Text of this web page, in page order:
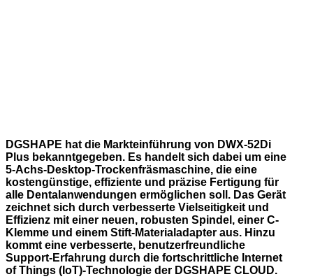
DGSHAPE hat die Markteinführung von DWX-52Di
Plus bekanntgegeben. Es handelt sich dabei um eine
5-Achs-Desktop-Trockenfräsmaschine, die eine
kostengünstige, effiziente und präzise Fertigung für
alle Dentalanwendungen ermöglichen soll. Das Gerät
zeichnet sich durch verbesserte Vielseitigkeit und
Effizienz mit einer neuen, robusten Spindel, einer C-
Klemme und einem Stift-Materialadapter aus. Hinzu
kommt eine verbesserte, benutzerfreundliche
Support-Erfahrung durch die fortschrittliche Internet
of Things (IoT)-Technologie der DGSHAPE CLOUD.